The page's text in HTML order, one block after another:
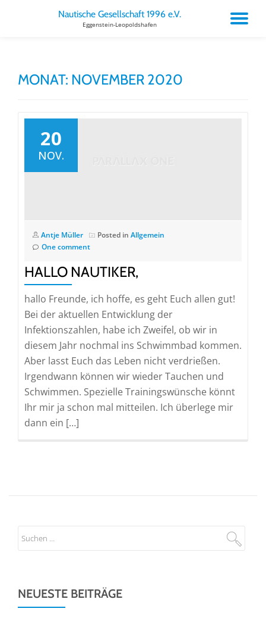
Nautische Gesellschaft 1996 e.V.
Eggenstein-Leopoldshafen
MONAT: NOVEMBER 2020
20
NOV.
Antje Müller Posted in Allgemein
One comment
HALLO NAUTIKER,
hallo Freunde, ich hoffe, es geht Euch allen gut!
Bei der aktuellen Entwicklung der
Infektionszahlen, habe ich Zweifel, ob wir in
diesem Jahr nochmal ins Schwimmbad kommen.
Aber lasst Euch das Leben nicht verdrießen.
Irgendwann können wir wieder Tauchen und
Schwimmen. Spezielle Trainingswünsche könnt
Ihr mir ja schon mal mitteilen. Ich überlege mir
dann ein […]
NEUESTE BEITRÄGE